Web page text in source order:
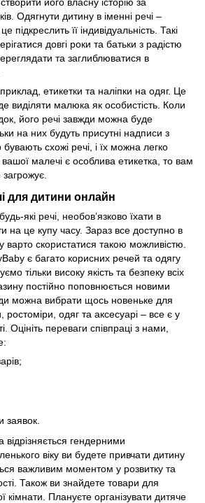
його власну історію за
Одягнути дитину в іменні речі –
підкреслить її індивідуальність. Такі
довгі роки та батьки з радістю
та заглиблюватися в
етикетки та наліпки на одяг. Це
виділяти малюка як особистість. Коли
його речі завжди можна буде
на них будуть присутні надписи з
схожі речі, і їх можна легко
малечі є особлива етикетка, то вам
загрожує.
для дитини онлайн
які речі, необов’язково їхати в
на це купу часу. Зараз все доступно в
варто скористатися такою можливістю.
є багато корисних речей та одягу
тільки високу якість та безпеку всіх
постійно поповнюється новими
можна вибрати щось новеньке для
ростоміри, одяг та аксесуарі – все є у
Оцініть переваги співпраці з нами,
заявок.
відрізняється гендерними
віку ви будете привчати дитину
важливим моментом у розвитку та
Також ви знайдете товари для
кімнати. Плануєте організувати дитяче